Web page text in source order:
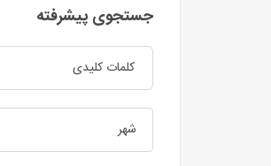
جستجوی پیشرفته
شهر